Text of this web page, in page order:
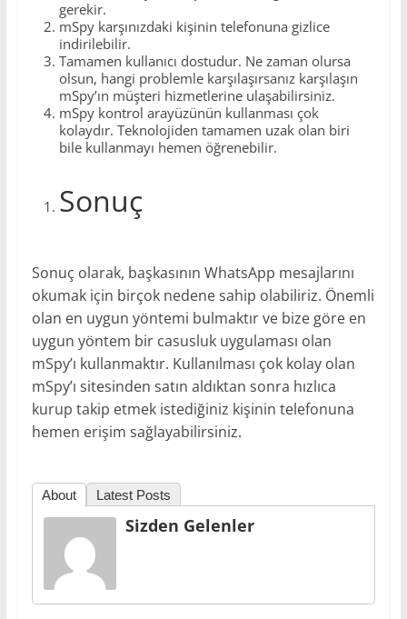
gerekir.
mSpy karşınızdaki kişinin telefonuna gizlice
indirilebilir.
Tamamen kullanıcı dostudur. Ne zaman olursa
olsun, hangi problemle karşılaşırsanız karşılaşın
mSpy’ın müşteri hizmetlerine ulaşabilirsiniz.
mSpy kontrol arayüzünün kullanması çok
kolaydır. Teknolojiden tamamen uzak olan biri
bile kullanmayı hemen öğrenebilir.
Sonuç
Sonuç olarak, başkasının WhatsApp mesajlarını
okumak için birçok nedene sahip olabiliriz. Önemli
olan en uygun yöntemi bulmaktır ve bize göre en
uygun yöntem bir casusluk uygulaması olan
mSpy’ı kullanmaktır. Kullanılması çok kolay olan
mSpy’ı sitesinden satın aldıktan sonra hızlıca
kurup takip etmek istediğiniz kişinin telefonuna
hemen erişim sağlayabilirsiniz.
About Latest Posts
Sizden Gelenler